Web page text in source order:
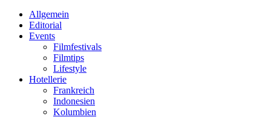
Allgemein
Editorial
Events
Filmfestivals
Filmtips
Lifestyle
Hotellerie
Frankreich
Indonesien
Kolumbien